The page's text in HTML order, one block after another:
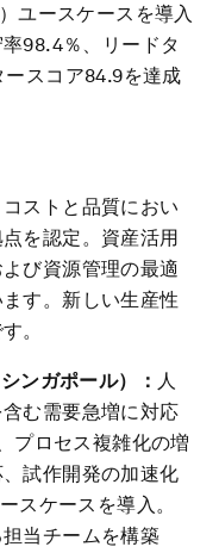
ユースケースを導入
98.4％、リードタ
スコア84.9を達成
ストと品質におい
を認定。資産活用
び資源管理の最適
す。新しい生産性
。
ンガポール）： 人
む需要急増に対応
プロセス複雑化の増
試作開発の加速化
スケースを導入。
当チームを構築